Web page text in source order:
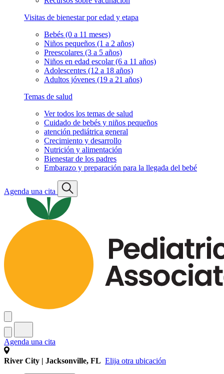
Visitas de bienestar por edad y etapa
Bebés (0 a 11 meses)
Niños pequeños (1 a 2 años)
Preescolares (3 a 5 años)
Niños en edad escolar (6 a 11 años)
Adolescentes (12 a 18 años)
Adultos jóvenes (19 a 21 años)
Temas de salud
Ver todos los temas de salud
Cuidado de bebés y niños pequeños
atención pediátrica general
Crecimiento y desarrollo
Nutrición y alimentación
Bienestar de los padres
Embarazo y preparación para la llegada del bebé
Agenda una cita
Agenda una cita
River City | Jacksonville, FL Elija otra ubicación